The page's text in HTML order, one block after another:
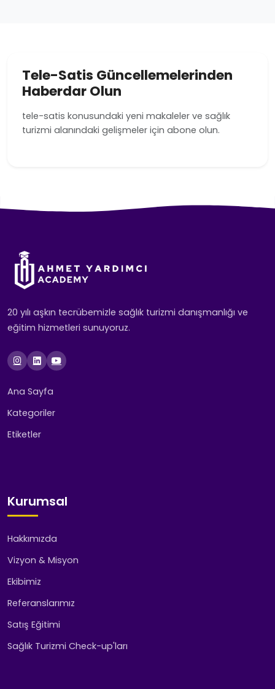
Tele-Satis Güncellemelerinden
Haberdar Olun
tele-satis konusundaki yeni makaleler ve sağlık
turizmi alanındaki gelişmeler için abone olun.
20 yılı aşkın tecrübemizle sağlık turizmi danışmanlığı ve
eğitim hizmetleri sunuyoruz.
Ana Sayfa
Kategoriler
Etiketler
Kurumsal
Hakkımızda
Vizyon & Misyon
Ekibimiz
Referanslarımız
Satış Eğitimi
Sağlık Turizmi Check-up'ları